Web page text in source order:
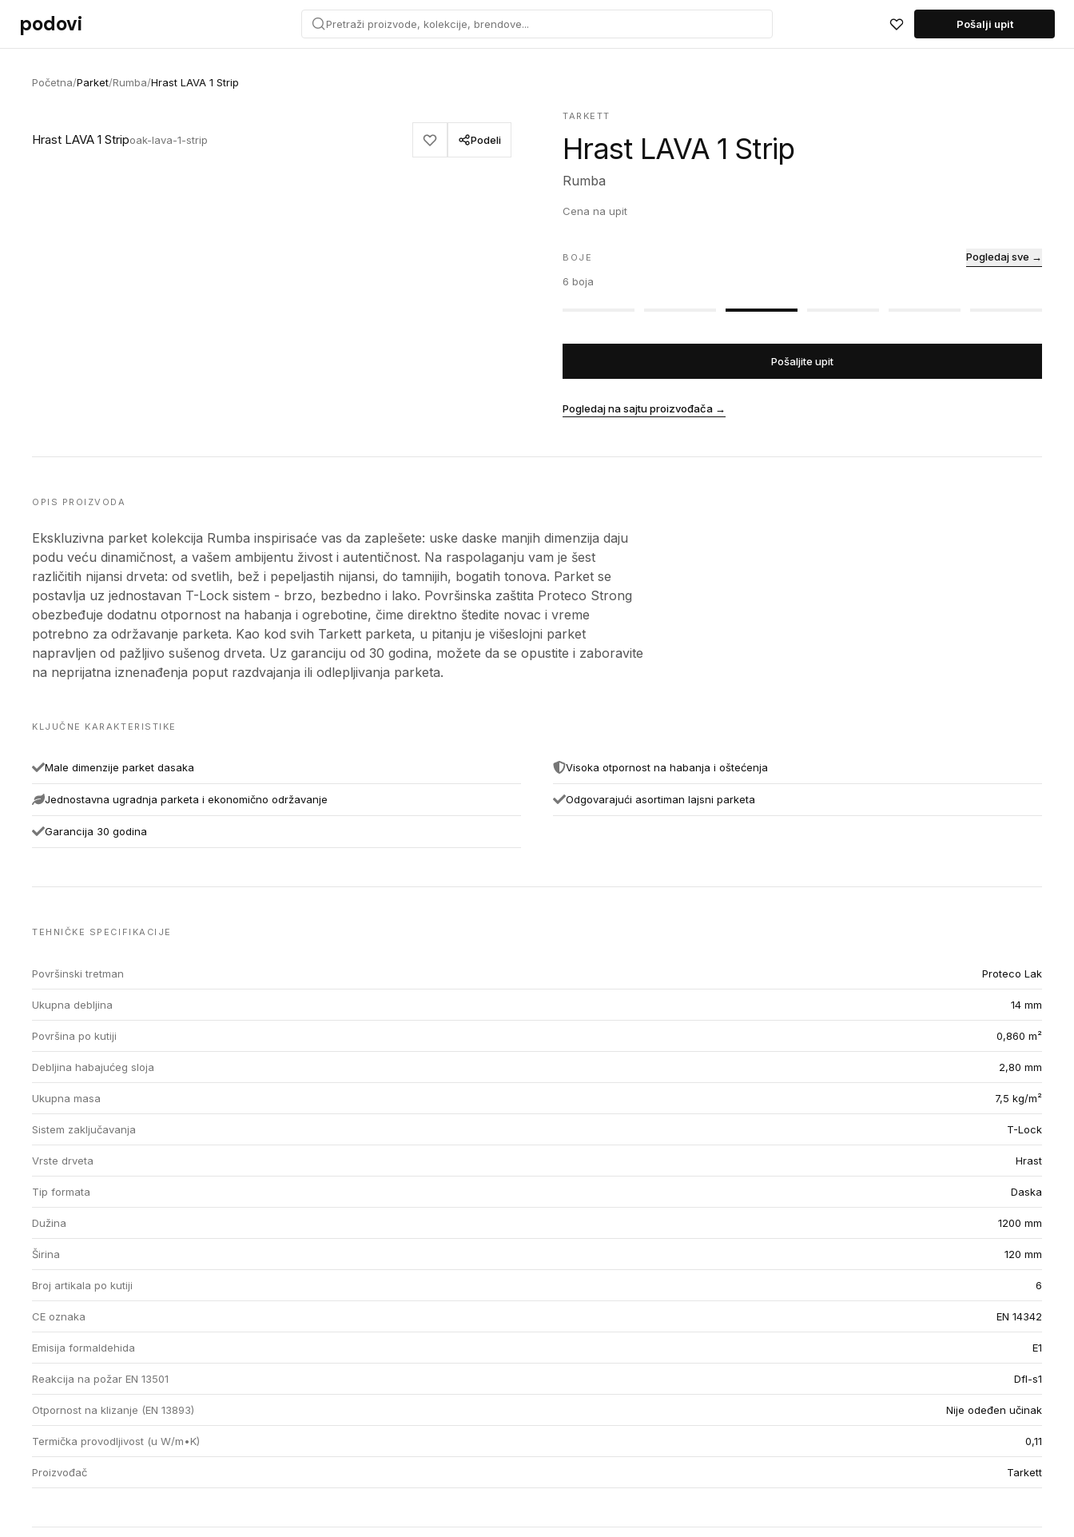
Preskoči na sadržaj
podovi Pretraži proizvode, kolekcije, brendove... Pošalji upit
Početna/Parket/Rumba/Hrast LAVA 1 Strip
Hrast LAVA 1 Stripoak-lava-1-strip Podeli
TARKETT
Hrast LAVA 1 Strip
Rumba
Cena na upit
BOJE
6 boja
Pogledaj sve →
Pošaljite upit
Pogledaj na sajtu proizvođača →
OPIS PROIZVODA
Ekskluzivna parket kolekcija Rumba inspirisaće vas da zaplešete: uske daske manjih dimenzija daju
podu veću dinamičnost, a vašem ambijentu živost i autentičnost. Na raspolaganju vam je šest
različitih nijansi drveta: od svetlih, bež i pepeljastih nijansi, do tamnijih, bogatih tonova. Parket se
postavlja uz jednostavan T-Lock sistem - brzo, bezbedno i lako. Površinska zaštita Proteco Strong
obezbeđuje dodatnu otpornost na habanja i ogrebotine, čime direktno štedite novac i vreme
potrebno za održavanje parketa. Kao kod svih Tarkett parketa, u pitanju je višeslojni parket
napravljen od pažljivo sušenog drveta. Uz garanciju od 30 godina, možete da se opustite i zaboravite
na neprijatna iznenađenja poput razdvajanja ili odlepljivanja parketa.
KLJUČNE KARAKTERISTIKE
Male dimenzije parket dasaka Visoka otpornost na habanja i oštećenja
Jednostavna ugradnja parketa i ekonomično održavanje Odgovarajući asortiman lajsni parketa
Garancija 30 godina
TEHNIČKE SPECIFIKACIJE
Površinski tretman Proteco Lak
Ukupna debljina 14 mm
Površina po kutiji 0,860 m²
Debljina habajućeg sloja 2,80 mm
Ukupna masa 7,5 kg/m²
Sistem zaključavanja T-Lock
Vrste drveta Hrast
Tip formata Daska
Dužina 1200 mm
Širina 120 mm
Broj artikala po kutiji 6
CE oznaka EN 14342
Emisija formaldehida E1
Reakcija na požar EN 13501 Dfl-s1
Otpornost na klizanje (EN 13893) Nije odeđen učinak
Termička provodljivost (u W/m•K) 0,11
Proizvođač Tarkett